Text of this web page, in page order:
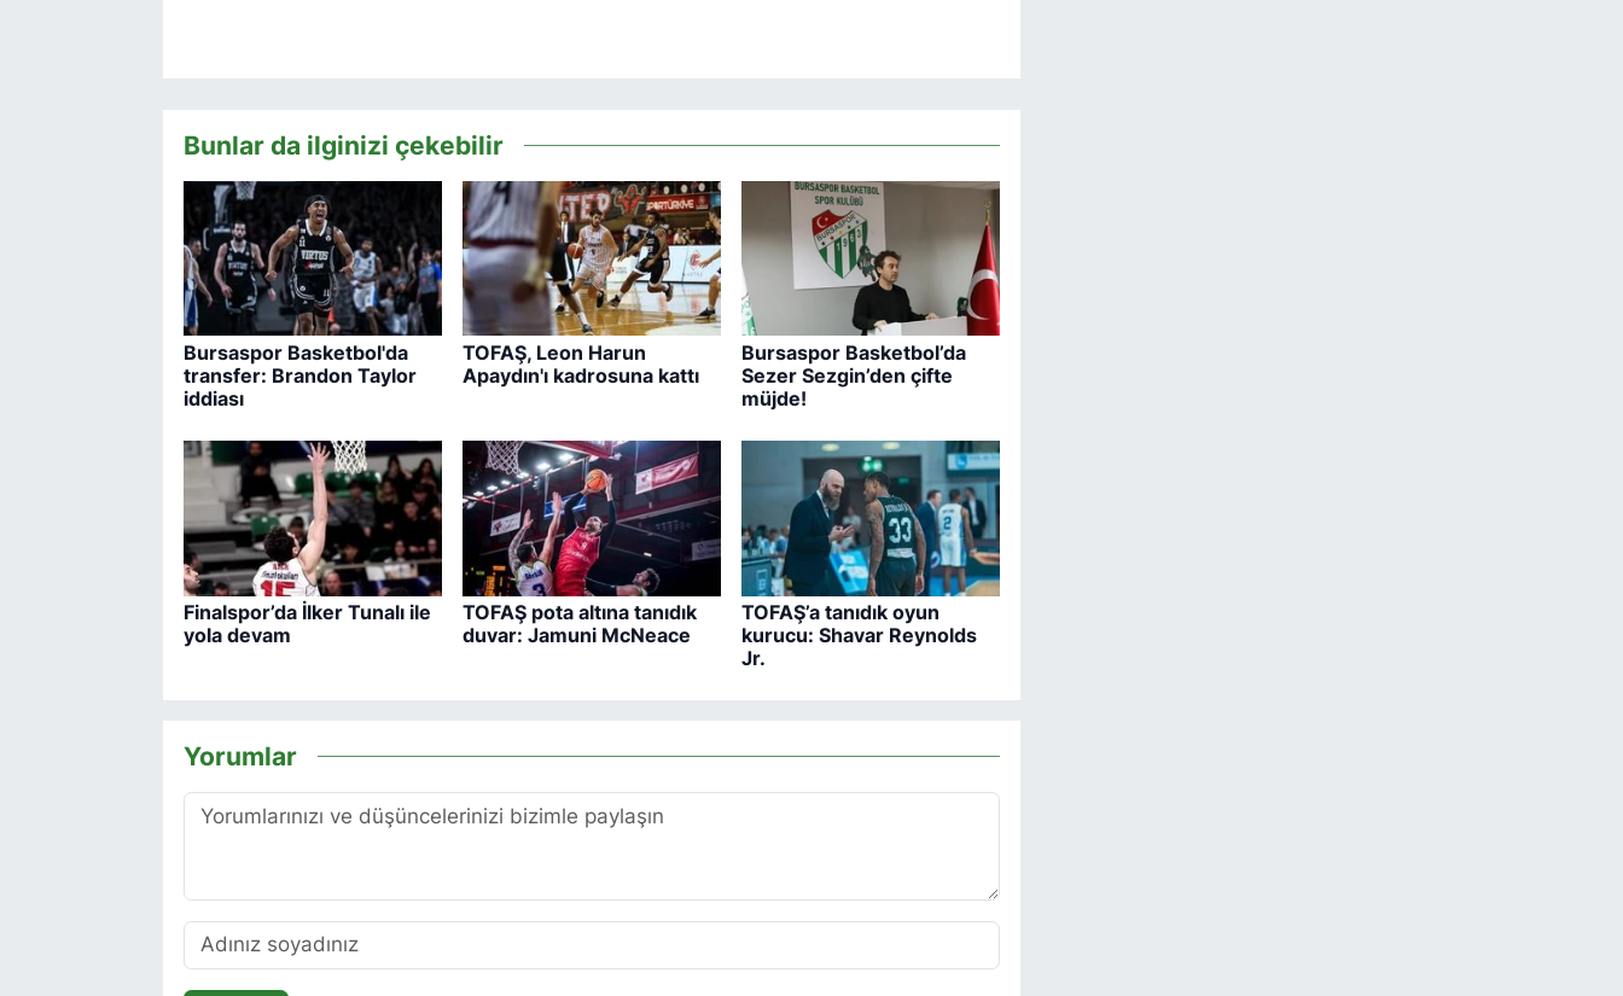
Bunlar da ilginizi çekebilir
Bursaspor Basketbol'da
transfer: Brandon Taylor
iddiası
TOFAŞ, Leon Harun
Apaydın'ı kadrosuna kattı
Bursaspor Basketbol’da
Sezer Sezgin’den çifte
müjde!
Finalspor’da İlker Tunalı ile
yola devam
TOFAŞ pota altına tanıdık
duvar: Jamuni McNeace
TOFAŞ’a tanıdık oyun
kurucu: Shavar Reynolds
Jr.
Yorumlar